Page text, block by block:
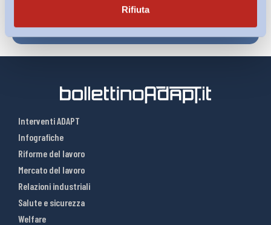
Rifiuta
Interventi ADAPT
Infografiche
Riforme del lavoro
Mercato del lavoro
Relazioni industriali
Salute e sicurezza
Welfare